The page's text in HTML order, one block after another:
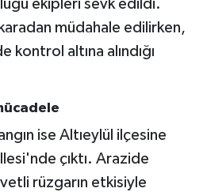
ekipleri sevk edildi.
müdahale edilirken,
kontrol altına alındığı
ise Altıeylül ilçesine
çıktı. Arazide
rüzgarın etkisiyle